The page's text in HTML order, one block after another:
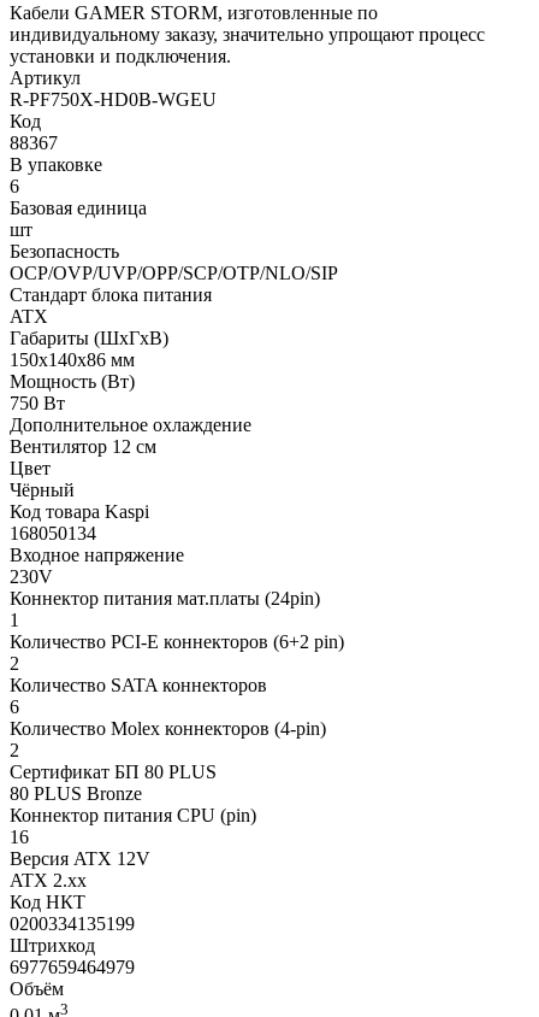
Кабели GAMER STORM, изготовленные по
индивидуальному заказу, значительно упрощают процесс
установки и подключения.
Артикул
R-PF750X-HD0B-WGEU
Код
88367
В упаковке
6
Базовая единица
шт
Безопасность
OCP/OVP/UVP/OPP/SCP/OTP/NLO/SIP
Стандарт блока питания
ATX
Габариты (ШхГхВ)
150x140x86 мм
Мощность (Bт)
750 Вт
Дополнительное охлаждение
Вентилятор 12 см
Цвет
Чёрный
Код товара Kaspi
168050134
Входное напряжение
230V
Коннектор питания мат.платы (24pin)
1
Количество PCI-E коннекторов (6+2 pin)
2
Количество SATA коннекторов
6
Количество Molex коннекторов (4-pin)
2
Сертификат БП 80 PLUS
80 PLUS Bronze
Коннектор питания CPU (pin)
16
Версия ATX 12V
ATX 2.xx
Код НКТ
0200334135199
Штрихкод
6977659464979
Объём
3